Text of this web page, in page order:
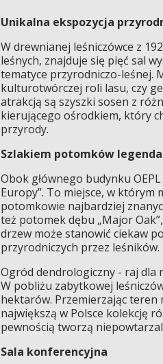
Unikalna ekspozycja
W drewnianej leśniczówce z
leśnych, znajduje się pięć sal
tematyce przyrodniczo-leśnej.
kulturotwórczej roli lasu, czy
atrakcją są szyszki sosen z
kierującego ośrodkiem, który
przyrody.
Szlakiem potomków
Obok głównego budynku
Europy”. To miejsce, w
potomkowie najbardziej
też potomek dębu „Major
drzew może stanowić ciekaw
przyrodniczych przez leśników.
Ogród dendrologiczny - raj dla
W pobliżu zabytkowej
hektarów. Przemierzając
największą w Polsce kolekcję
pewnością tworzą
Sala konferencyjna